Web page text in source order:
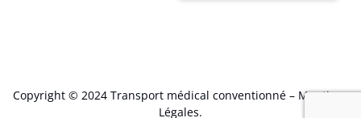
Copyright © 2024 Transport médical conventionné – Mentions
Légales.